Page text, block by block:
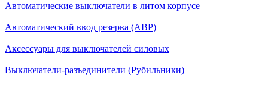
Автоматические выключатели в литом корпусе
Автоматический ввод резерва (АВР)
Аксессуары для выключателей силовых
Выключатели-разъединители (Рубильники)